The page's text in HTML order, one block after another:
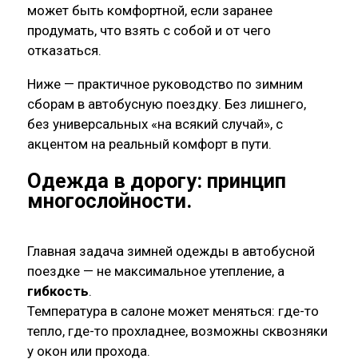
может быть комфортной, если заранее
продумать, что взять с собой и от чего
отказаться.
Ниже — практичное руководство по зимним
сборам в автобусную поездку. Без лишнего,
без универсальных «на всякий случай», с
акцентом на реальный комфорт в пути.
Одежда в дорогу: принцип
многослойности.
Главная задача зимней одежды в автобусной
поездке — не максимальное утепление, а
гибкость.
Температура в салоне может меняться: где-то
тепло, где-то прохладнее, возможны сквозняки
у окон или прохода.